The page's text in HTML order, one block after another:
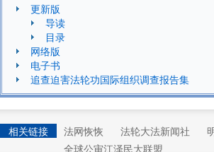
更新版
导读
目录
网络版
电子书
追查迫害法轮功国际组织调查报告集
相关链接 法网恢恢 法轮大法新闻社
全球公审江泽民大联盟